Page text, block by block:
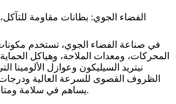
الفضاء الجوي: بطانات مقاومة
في صناعة الفضاء الجوي، تستخدم
المحركات، ومعدات الملاحة، وهياكل
نيتريد السيليكون وعوازل الألومينا
الظروف القصوى للسرعة العالية ودرجات
يساهم في سلامة ومتانة أنظمة الفضاء الجوي.